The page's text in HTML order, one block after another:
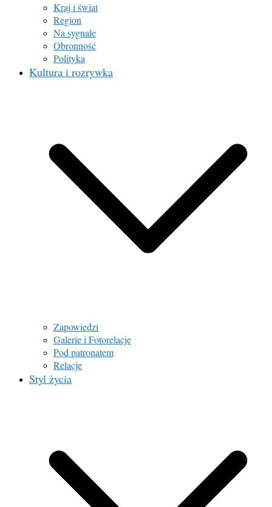
Kraj i świat
Region
Na sygnale
Obronność
Polityka
Kultura i rozrywka
Zapowiedzi
Galerie i Fotorelacje
Pod patronatem
Relacje
Styl życia